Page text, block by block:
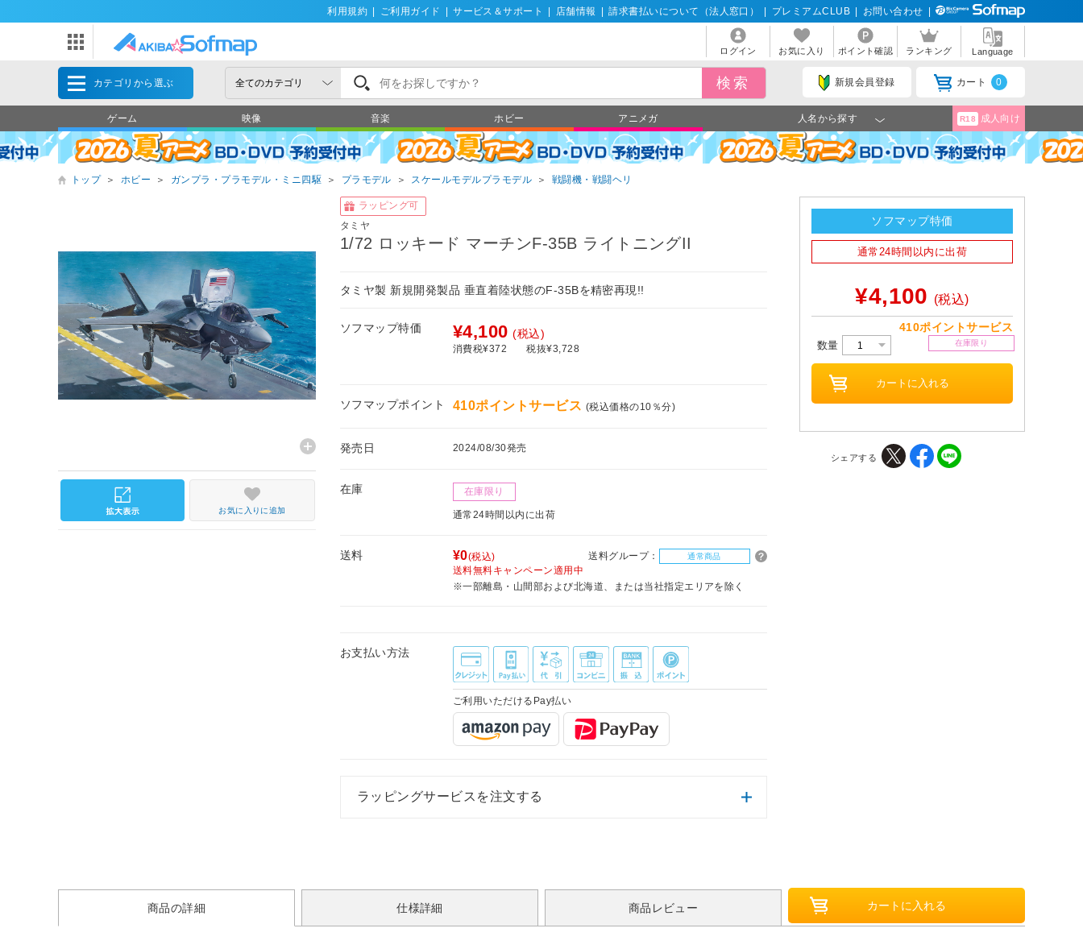
利用規約 ご利用ガイド サービス＆サポート 店舗情報 請求書払いについて（法人窓口） プレミアムCLUB お問い合わせ
ログイン お気に入り ポイント確認 ランキング Language
カテゴリから選ぶ 新規会員登録 カート 0
ゲーム 映像 音楽 ホビー アニメガ 人名から探す R18 成人向け
トップ ＞ ホビー ＞ ガンプラ・プラモデル・ミニ四駆 ＞ プラモデル ＞ スケールモデルプラモデル ＞ 戦闘機・戦闘ヘリ
ラッピング可
タミヤ
1/72 ロッキード マーチンF-35B ライトニングII
タミヤ製 新規開発製品 垂直着陸状態のF-35Bを精密再現!!
ソフマップ特価 ¥4,100 (税込)
消費税¥372 税抜¥3,728
ソフマップポイント 410ポイントサービス (税込価格の10％分)
発売日 2024/08/30発売
在庫 在庫限り
通常24時間以内に出荷
送料 ¥0(税込) 送料グループ： 通常商品
送料無料キャンペーン適用中
※一部離島・山間部および北海道、または当社指定エリアを除く
お支払い方法
ご利用いただけるPay払い
ラッピングサービスを注文する
お気に入りに追加
ソフマップ特価
通常24時間以内に出荷
¥4,100 (税込)
410ポイントサービス
数量 在庫限り
シェアする
商品の詳細 仕様詳細 商品レビュー